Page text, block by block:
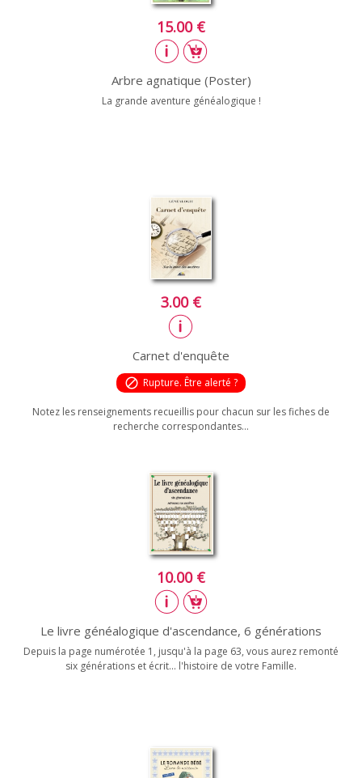
15.00 €
Arbre agnatique (Poster)
La grande aventure généalogique !
3.00 €
Carnet d'enquête
block Rupture. Être alerté ?
Notez les renseignements recueillis pour chacun sur les fiches de
recherche correspondantes...
10.00 €
Le livre généalogique d'ascendance, 6 générations
Depuis la page numérotée 1, jusqu'à la page 63, vous aurez remonté
six générations et écrit... l'histoire de votre Famille.